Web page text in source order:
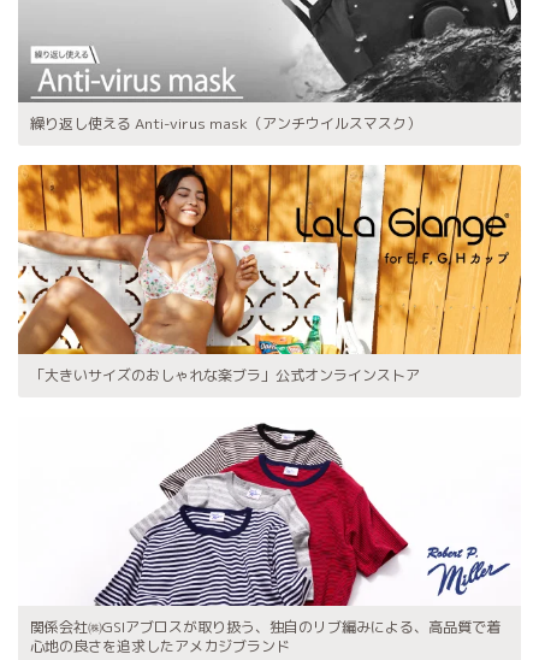
繰り返し使える Anti-virus mask（アンチウイルスマスク）
「大きいサイズのおしゃれな楽ブラ」公式オンラインストア
関係会社㈱GSIアブロスが取り扱う、独自のリブ編みによる、高品質で着
心地の良さを追求したアメカジブランド